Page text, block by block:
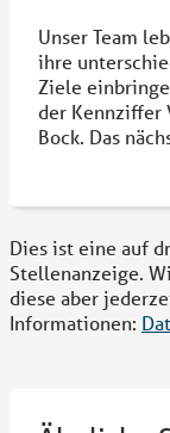
Unser Team
ihre
Ziele
der Kennziffer
Bock. Das
Dies ist eine auf
Stellenanzeige.
diese aber
Informationen: